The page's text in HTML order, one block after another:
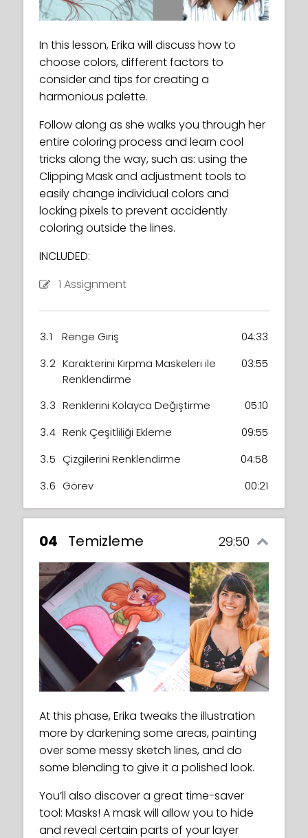
In this lesson, Erika will discuss how to
choose colors, different factors to
consider and tips for creating a
harmonious palette.
Follow along as she walks you through her
entire coloring process and learn cool
tricks along the way, such as: using the
Clipping Mask and adjustment tools to
easily change individual colors and
locking pixels to prevent accidently
coloring outside the lines.
INCLUDED:
1 Assignment
3.1 Renge Giriş
04:33
3.2 Karakterini Kırpma Maskeleri ile
Renklendirme
03:55
3.3 Renklerini Kolayca Değiştirme
05:10
3.4 Renk Çeşitliliği Ekleme
09:55
3.5 Çizgilerini Renklendirme
04:58
3.6 Görev 00:21
04 Temizleme 29:50
At this phase, Erika tweaks the illustration
more by darkening some areas, painting
over some messy sketch lines, and do
some blending to give it a polished look.
You’ll also discover a great time-saver
tool: Masks! A mask will allow you to hide
and reveal certain parts of your layer